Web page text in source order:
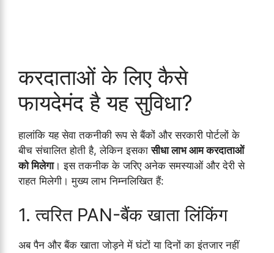
करदाताओं के लिए कैसे
फायदेमंद है यह सुविधा?
हालांकि यह सेवा तकनीकी रूप से बैंकों और सरकारी पोर्टलों के
बीच संचालित होती है, लेकिन इसकासीधा लाभ आम करदाताओं
को मिलेगा। इस तकनीक के जरिए अनेक समस्याओं और देरी से
राहत मिलेगी। मुख्य लाभ निम्नलिखित हैं:
1. त्वरित PAN-बैंक खाता लिंकिंग
अब पैन और बैंक खाता जोड़ने में घंटों या दिनों का इंतजार नहीं